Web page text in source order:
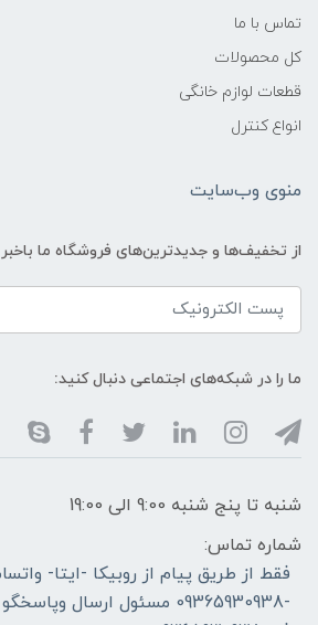
تماس با ما
کل محصولات
قطعات لوازم خانگی
انواع کنترل
منوی وب‌سایت
از تخفیف‌ها و جدیدترین‌های فروشگاه ما
ما را در شبکه‌های اجتماعی دنبال کنید:
شنبه تا پنج شنبه 9:00 الی 19:00
شماره تماس:
فقط از طریق پیام از روبیکا -ایتا-
-09365930938 مسئول ارسال